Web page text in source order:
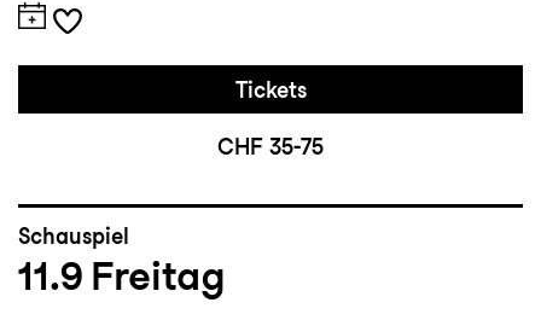
Tickets
CHF 35-75
Schauspiel
11.9 Freitag